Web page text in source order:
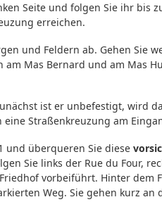
Seite und folgen Sie ihr bis
erreichen.
und Feldern ab. Gehen Sie
Mas Bernard und am Mas
ist er unbefestigt, wird
Straßenkreuzung am
und überqueren Sie diese
Sie links der Rue du Four,
vorbeiführt. Hinter dem
Weg. Sie gehen kurz an